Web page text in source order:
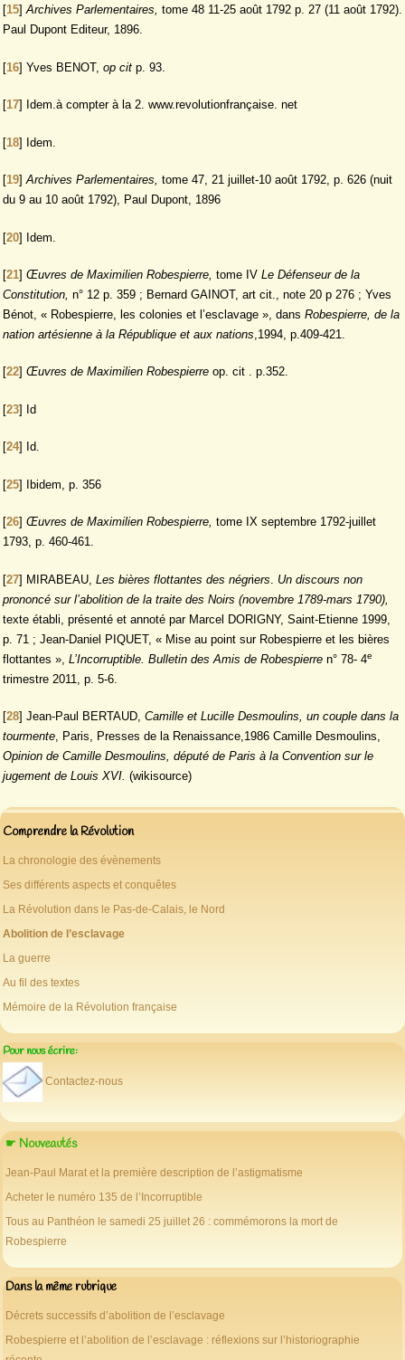
[15]Archives Parlementaires, tome 48 11-25 août 1792 p. 27 (11 août 1792).
Paul Dupont Editeur, 1896.
[16] Yves BENOT, op cit p. 93.
[17] Idem.à compter à la 2. www.revolutionfrançaise. net
[18] Idem.
[19]Archives Parlementaires, tome 47, 21 juillet-10 août 1792, p. 626 (nuit
du 9 au 10 août 1792), Paul Dupont, 1896
[20] Idem.
[21] Œuvres de Maximilien Robespierre, tome IV Le Défenseur de la
Constitution, n° 12 p. 359 ; Bernard GAINOT, art cit., note 20 p 276 ; Yves
Bénot, « Robespierre, les colonies et l’esclavage », dans Robespierre, de la
nation artésienne à la République et aux nations,1994, p.409-421.
[22] Œuvres de Maximilien Robespierre op. cit . p.352.
[23] Id
[24] Id.
[25] Ibidem, p. 356
[26] Œuvres de Maximilien Robespierre, tome IX septembre 1792-juillet
1793, p. 460-461.
[27] MIRABEAU, Les bières flottantes des négriers
Un discours non
prononcé sur l’abolition de la traite des Noirs (novembre 1789-mars 1790),
texte établi, présenté et annoté par Marcel DORIGNY, Saint-Etienne 1999,
p. 71 ; Jean-Daniel PIQUET, « Mise au point sur Robespierre et les bières
flottantes », L’Incorruptible. Bulletin des Amis de Robespierre n° 78- 4e
trimestre 2011, p. 5-6.
[28] Jean-Paul BERTAUD, Camille et Lucille Desmoulins, un couple dans la
tourmente, Paris, Presses de la Renaissance,1986 Camille Desmoulins,
Opinion de Camille Desmoulins, député de Paris à la Convention sur le
jugement de Louis XVI. (wikisource)
Comprendre la Révolution
La chronologie des évènements
Ses différents aspects et conquêtes
La Révolution dans le Pas-de-Calais, le Nord
Abolition de l’esclavage
La guerre
Au fil des textes
Mémoire de la Révolution française
Pour nous écrire:
Contactez-nous
☛ Nouveautés
Jean-Paul Marat et la première description de l’astigmatisme
Acheter le numéro 135 de l’Incorruptible
Tous au Panthéon le samedi 25 juillet 26 : commémorons la mort de
Robespierre
Dans la même rubrique
Décrets successifs d’abolition de l’esclavage
Robespierre et l’abolition de l’esclavage : réflexions sur l’historiographie